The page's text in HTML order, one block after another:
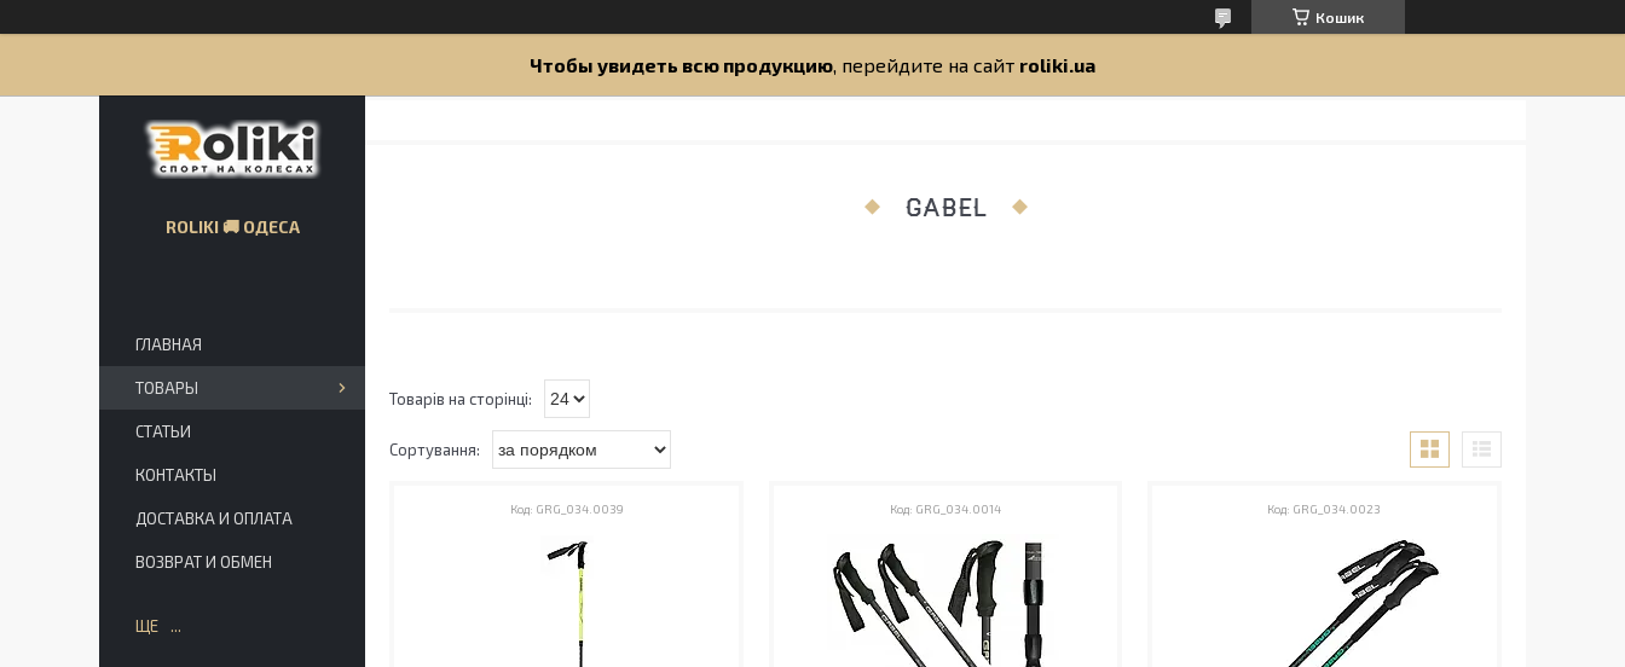
Кошик
Чтобы увидеть всю продукцию, перейдите на сайт roliki.ua
GABEL
GRG_034.0039 GRG_034.0014 GRG_034.0023
ROLIKI 🚚 ОДЕСА
ГЛАВНАЯ
ТОВАРЫ
СТАТЬИ
КОНТАКТЫ
ДОСТАВКА И ОПЛАТА
ВОЗВРАТ И ОБМЕН
ЩЕ